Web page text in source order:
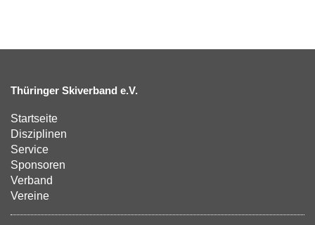
Thüringer Skiverband e.V.
Startseite
Disziplinen
Service
Sponsoren
Verband
Vereine